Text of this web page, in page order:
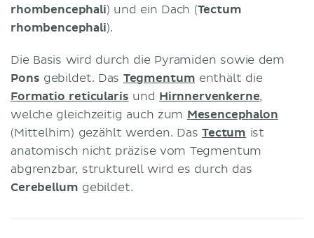
rhombencephali) und ein Dach (Tectum
rhombencephali).
Die Basis wird durch die Pyramiden sowie dem
Pons gebildet. Das Tegmentum enthält die
Formatio reticularis und Hirnnervenkerne,
welche gleichzeitig auch zum Mesencephalon
(Mittelhirn) gezählt werden. DasTectum ist
anatomisch nicht präzise vom Tegmentum
abgrenzbar, strukturell wird es durch das
Cerebellum gebildet.